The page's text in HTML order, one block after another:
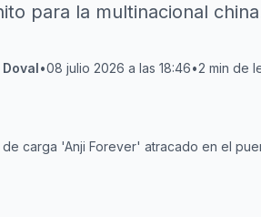
para la multinacional
•08 julio 2026 a las 18:46•2 min de
carga 'Anji Forever' atracado en el